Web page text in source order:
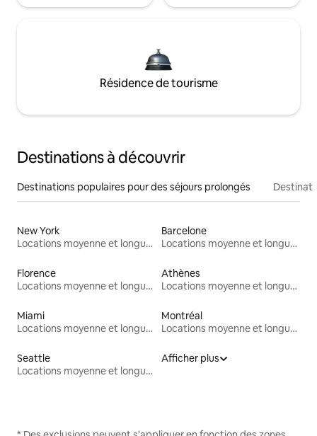
Résidence de tourisme
Destinations à découvrir
Destinations populaires pour des séjours prolongés
New York
Locations moyenne et longue durée
Barcelone
Locations moyenne et longue durée
Florence
Locations moyenne et longue durée
Athènes
Locations moyenne et longue durée
Miami
Locations moyenne et longue durée
Montréal
Locations moyenne et longue durée
Seattle
Locations moyenne et longue durée
Afficher plus